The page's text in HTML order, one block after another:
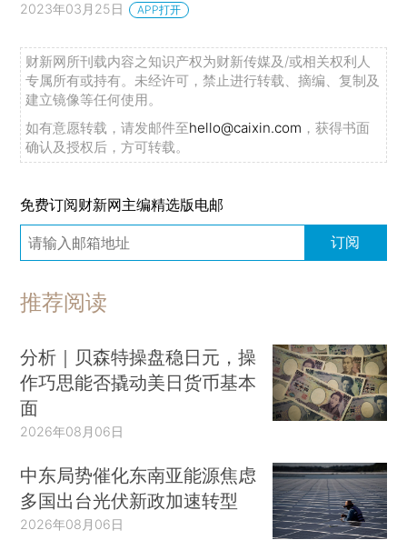
2023年03月25日 APP打开
财新网所刊载内容之知识产权为财新传媒及/或相关权利人
专属所有或持有。未经许可，禁止进行转载、摘编、复制及
建立镜像等任何使用。
如有意愿转载，请发邮件至hello@caixin.com ，获得书面
确认及授权后，方可转载。
免费订阅财新网主编精选版电邮
订阅
推荐阅读
分析｜贝森特操盘稳日元，操
作巧思能否撬动美日货币基本
面
2026年08月06日
中东局势催化东南亚能源焦虑
多国出台光伏新政加速转型
2026年08月06日